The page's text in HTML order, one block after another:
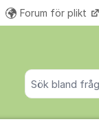
Sök bland alla
Forum för plikt